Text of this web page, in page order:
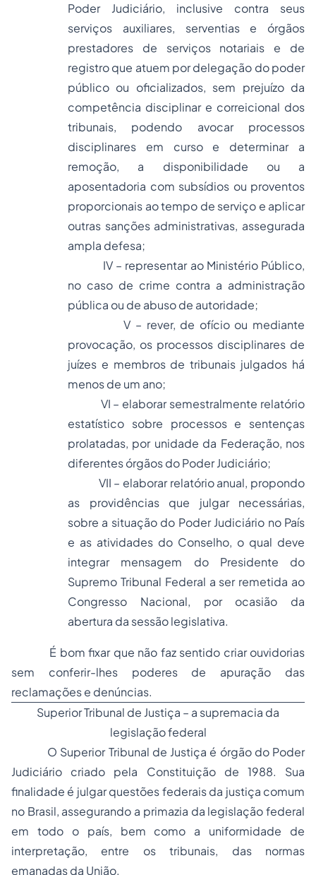
Poder Judiciário, inclusive contra seus
serviços auxiliares, serventias e órgãos
prestadores de serviços notariais e de
registro que atuem por delegação do poder
público ou oficializados, sem prejuízo da
competência disciplinar e correicional dos
tribunais, podendo avocar processos
disciplinares em curso e determinar a
remoção, a disponibilidade ou a
aposentadoria com subsídios ou proventos
proporcionais ao tempo de serviço e aplicar
outras sanções administrativas, assegurada
ampla defesa;
IV – representar ao Ministério Público,
no caso de crime contra a administração
pública ou de abuso de autoridade;
V – rever, de ofício ou mediante
provocação, os processos disciplinares de
juízes e membros de tribunais julgados há
menos de um ano;
VI – elaborar semestralmente relatório
estatístico sobre processos e sentenças
prolatadas, por unidade da Federação, nos
diferentes órgãos do Poder Judiciário;
VII – elaborar relatório anual, propondo
as providências que julgar necessárias,
sobre a situação do Poder Judiciário no País
e as atividades do Conselho, o qual deve
integrar mensagem do Presidente do
Supremo Tribunal Federal a ser remetida ao
Congresso Nacional, por ocasião da
abertura da sessão legislativa.
É bom fixar que não faz sentido criar ouvidorias
sem conferir-lhes poderes de apuração das
reclamações e denúncias.
Superior Tribunal de Justiça – a supremacia da
legislação federal
O Superior Tribunal de Justiça é órgão do Poder
Judiciário criado pela Constituição de 1988. Sua
finalidade é julgar questões federais da justiça comum
no Brasil, assegurando a primazia da legislação federal
em todo o país, bem como a uniformidade de
interpretação, entre os tribunais, das normas
emanadas da União.